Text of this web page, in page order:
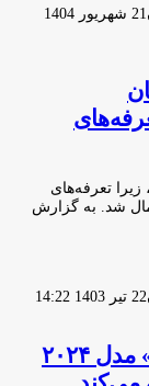
21 شهریور 1404
تعرفه‌های
شد. به گزارش
22 تیر 1403 14:22
هوندا به مدل «سی‌.بی‌.آر500آر» مدل ۲۰۲۴